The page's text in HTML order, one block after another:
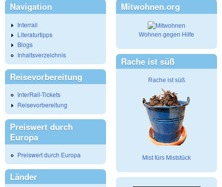
Navigation
Interrail
Literaturtipps
Blogs
Inhaltsverzeichnis
Reisevorbereitung
InterRail-Tickets
Reisevorbereitung
Preiswert durch
Europa
Preiswert durch Europa
Länder
Mitwohnen.org
Wohnen gegen Hilfe
Rache ist süß
Rache ist süß
Mist fürs Miststück